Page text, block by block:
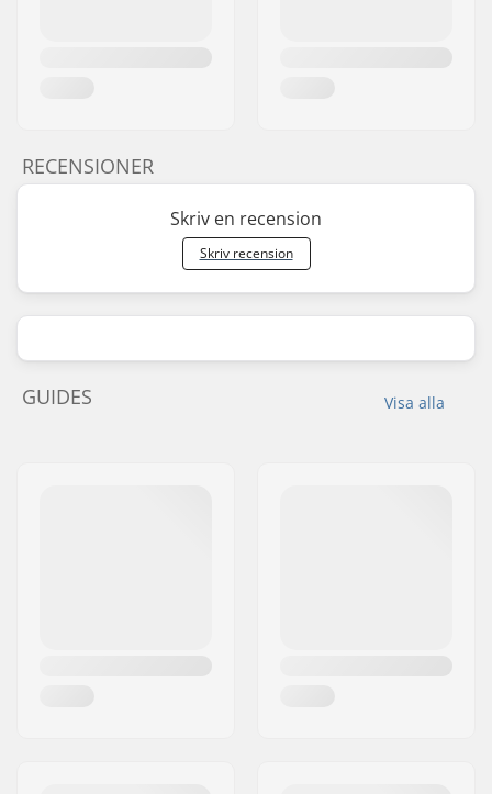
RECENSIONER
Skriv en recension
Skriv recension
Visa alla
GUIDES